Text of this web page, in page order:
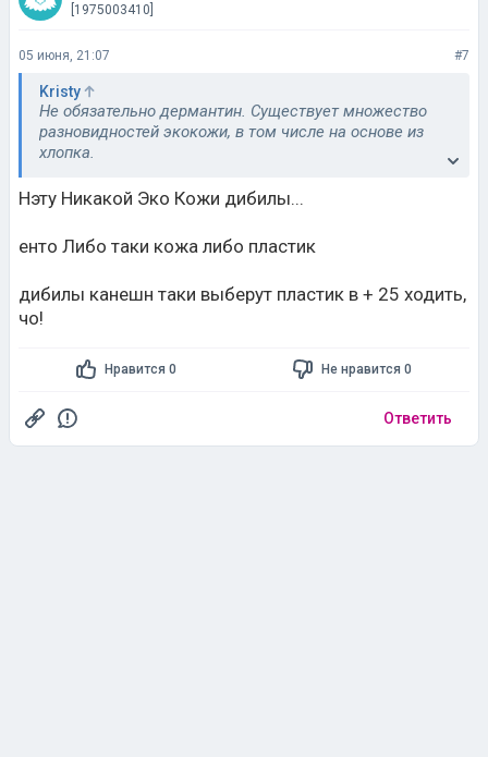
[1975003410]
05 июня, 21:07 #7
Kristy
Не обязательно дермантин. Существует множество
разновидностей экокожи, в том числе на основе из
хлопка.
Автор, скиньте ссылку на ваше бельё.
Нэту Никакой Эко Кожи дибилы...
енто Либо таки кожа либо пластик
дибилы канешн таки выберут пластик в + 25 ходить,
чо!
Нравится 0 Не нравится 0
Ответить